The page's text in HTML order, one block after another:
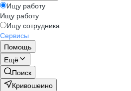
Ищу работу
Ищу работу
Ищу сотрудника
Сервисы
Помощь
Ещё
Поиск
Кривошеино